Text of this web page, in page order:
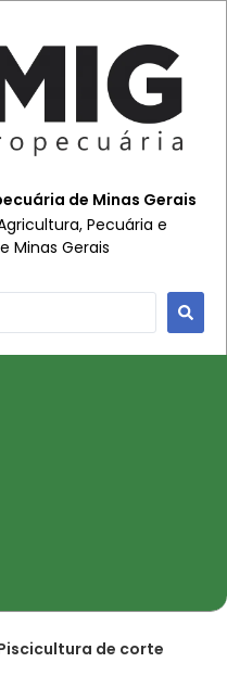
de Minas Gerais
Pecuária e
Minas Gerais
de corte